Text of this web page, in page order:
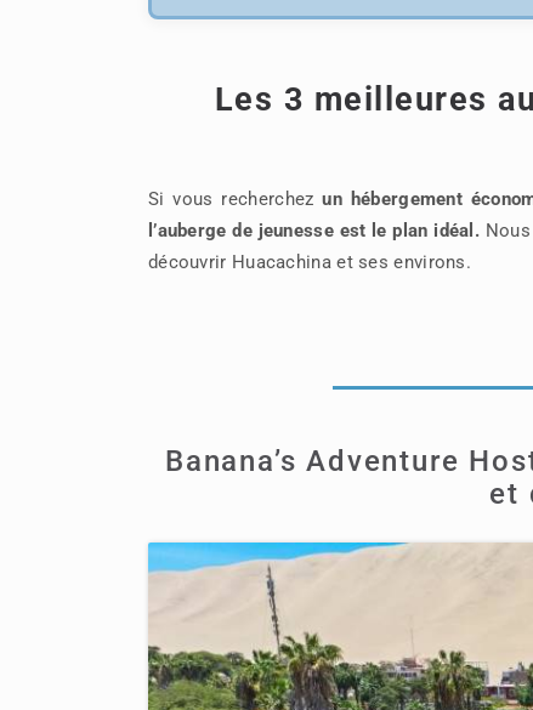
Les 3 meilleures
Si vous recherchezun hébergement
l’auberge de jeunesse est le plan idéal.
découvrir Huacachina et ses environs.
Banana’s Adventure
et